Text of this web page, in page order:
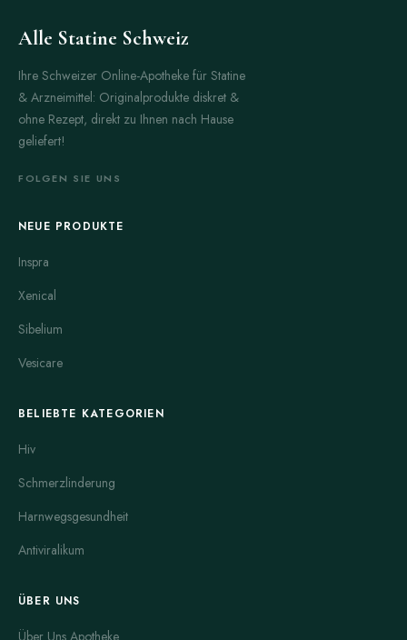
Alle Statine Schweiz
Ihre Schweizer Online-Apotheke für Statine
& Arzneimittel: Originalprodukte diskret &
ohne Rezept, direkt zu Ihnen nach Hause
geliefert!
FOLGEN SIE UNS
NEUE PRODUKTE
Inspra
Xenical
Sibelium
Vesicare
BELIEBTE KATEGORIEN
Hiv
Schmerzlinderung
Harnwegsgesundheit
Antiviralikum
ÜBER UNS
Über Uns Apotheke